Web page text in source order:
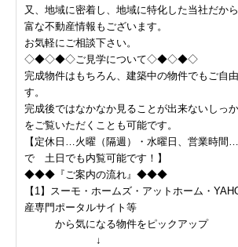
又、地域に密着し、地域に特化した当社だか
富な不動産情報もございます。
お気軽にご相談下さい。
◇◆◇◆◇ご見学について◇◆◇◆◇
完成物件はもちろん、建築中の物件でもご自
す。
完成後ではなかなか見ることが出来ないしっ
をご覧いただくことも可能です。
【定休日…火曜（隔週）・水曜日、営業時間
で 土日でも内覧可能です！】
◆◆◆『ご案内の流れ』◆◆◆
【1】スーモ・ホームズ・アットホーム・
産専門ポータルサイト等
から気になる物件をピックアップ
↓